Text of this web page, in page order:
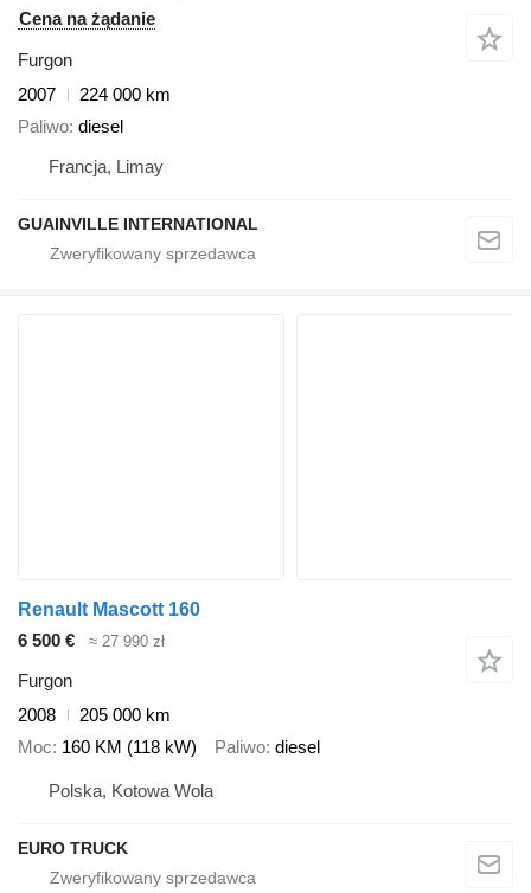
Cena na żądanie
Furgon
2007
224 000 km
Paliwo diesel
Francja, Limay
GUAINVILLE INTERNATIONAL
Renault Mascott 160
6 500 €
≈ 27 990 zł
Furgon
2008
205 000 km
Moc 160 KM (118 kW) Paliwo diesel
Polska, Kotowa Wola
EURO TRUCK